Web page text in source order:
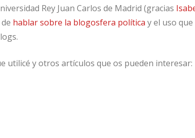
Rey Juan Carlos de Madrid (gracias
hablar sobre la blogosfera política y el uso que
utilicé y otros artículos que os pueden interesar: